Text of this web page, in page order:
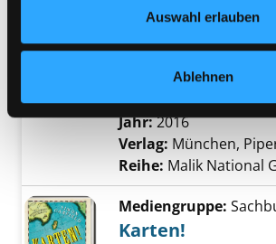
Auswahl erlauben
Ablehnen
Exemplar-Details von Auf
drei Jahre zu Pferd
Verfasser:Cope, Tim
Jahr:2016
Verlag: München,
Reihe: Malik National
Mediengruppe:
Karten!